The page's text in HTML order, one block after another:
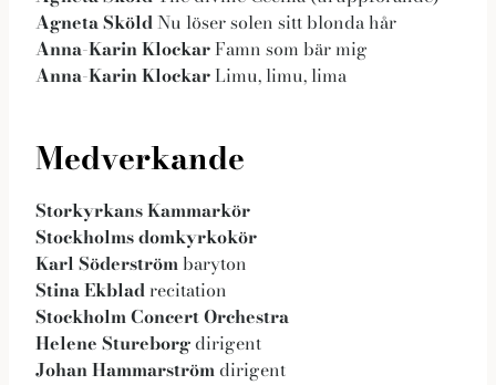
Agneta SköldNu löser solen sitt blonda hår
Anna-Karin KlockarFamn som bär mig
Anna-Karin KlockarLimu, limu, lima
Medverkande
Storkyrkans Kammarkör
Stockholms domkyrkokör
Karl Söderströmbaryton
Stina Ekbladrecitation
Stockholm Concert Orchestra
Helene Stureborgdirigent
Johan Hammarströmdirigent